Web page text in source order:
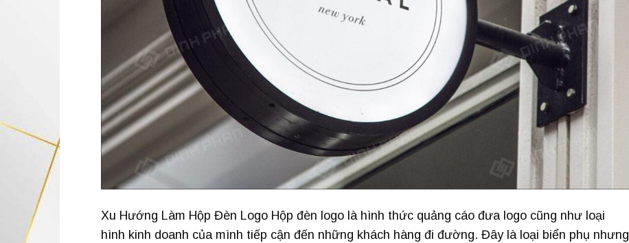
Xu Hướng Làm Hộp Đèn Logo Hộp đèn logo là hình thức quảng cáo đưa logo cũng như loại
hình kinh doanh của mình tiếp cận đến những khách hàng đi đường. Đây là loại biển phụ nhưng